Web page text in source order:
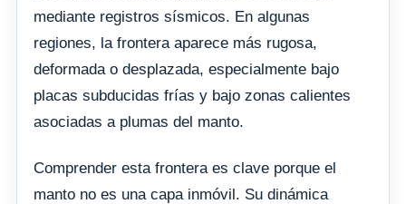
mediante registros sísmicos. En algunas
regiones, la frontera aparece más rugosa,
deformada o desplazada, especialmente bajo
placas subducidas frías y bajo zonas calientes
asociadas a plumas del manto.
Comprender esta frontera es clave porque el
manto no es una capa inmóvil. Su dinámica